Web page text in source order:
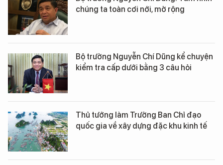
chúng ta toàn cơi nới, mở rộng
Bộ trưởng Nguyễn Chí Dũng kể chuyện
kiểm tra cấp dưới bằng 3 câu hỏi
Thủ tướng làm Trưởng Ban Chỉ đạo
quốc gia về xây dựng đặc khu kinh tế